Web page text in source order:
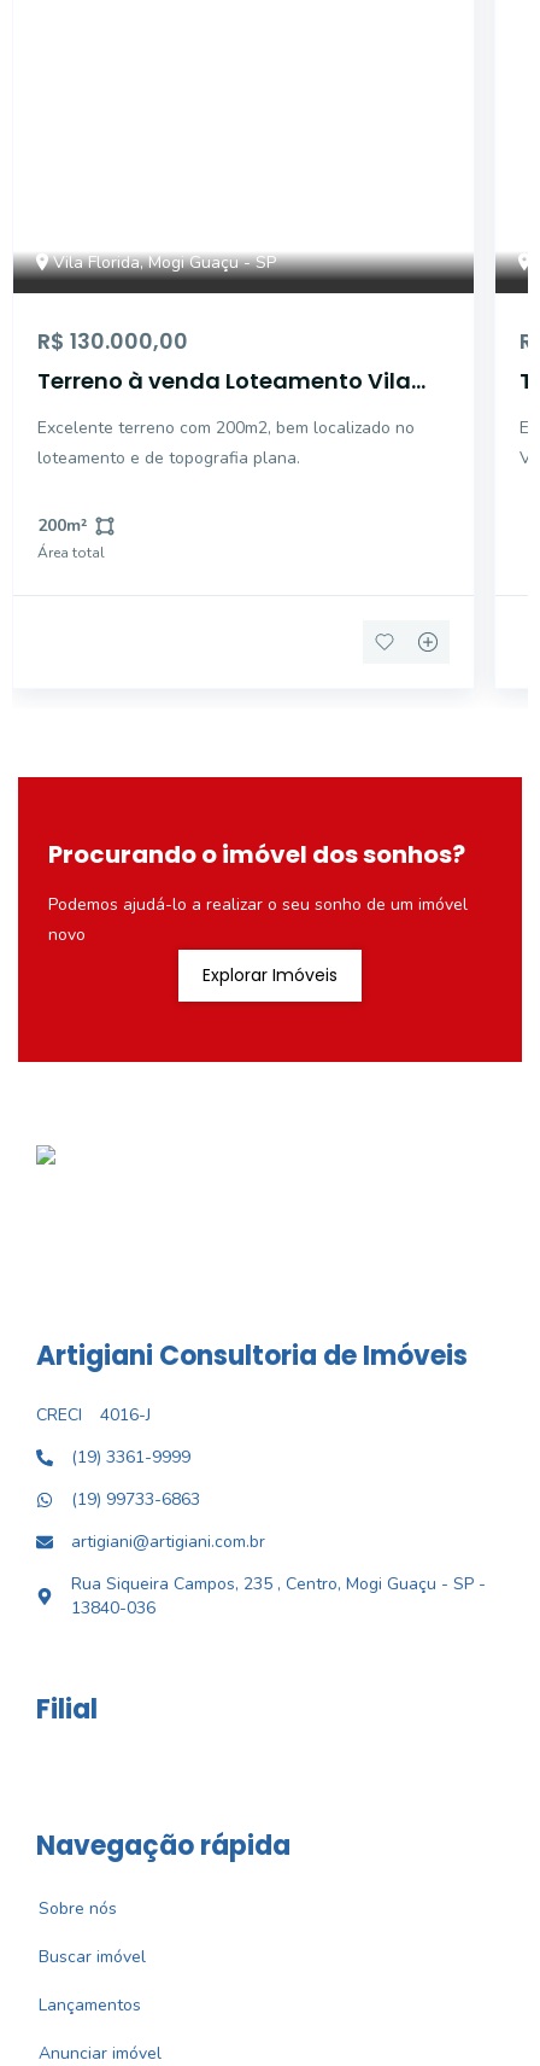
Vila Florida, Mogi Guaçu - SP
R$ 130.000,00
Terreno à venda Loteamento Vila
Excelente terreno com 200m2, bem localizado no
loteamento e de topografia plana.
200m²
Área total
Procurando o imóvel dos sonhos?
Podemos ajudá-lo a realizar o seu sonho de um imóvel
novo
Explorar Imóveis
Artigiani Consultoria de Imóveis
CRECI
4016-J
(19) 3361-9999
(19) 99733-6863
artigiani@artigiani.com.br
Rua Siqueira Campos, 235 , Centro, Mogi Guaçu - SP -
13840-036
Filial
Navegação rápida
Sobre nós
Buscar imóvel
Lançamentos
Anunciar imóvel